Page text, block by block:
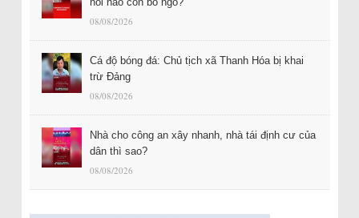
08/08/2026
Cá độ bóng đá: Chủ tịch xã Thanh Hóa bị khai
trừ Đảng
08/08/2026
Nhà cho công an xây nhanh, nhà tái định cư của
dân thì sao?
08/08/2026